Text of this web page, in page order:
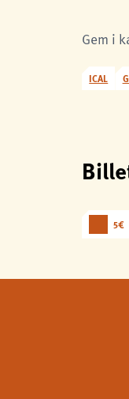
Gem i
ICAL
5€